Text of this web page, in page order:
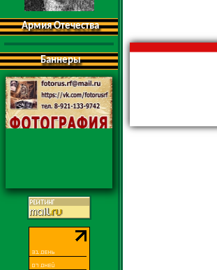
Армия Отечества
Баннеры